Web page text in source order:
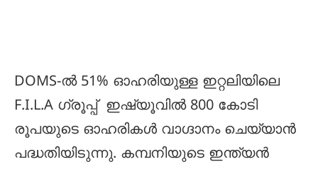
DOMS-ൽ 51% ഓഹരിയുള്ള ഇറ്റലിയിലെ
F.I.L.A ഗ്രൂപ്പ് ഇഷ്യൂവിൽ 800 കോടി
രൂപയുടെ ഓഹരികൾ വാഗ്ദാനം ചെയ്യാൻ
പദ്ധതിയിടുന്നു. കമ്പനിയുടെ ഇന്ത്യൻ